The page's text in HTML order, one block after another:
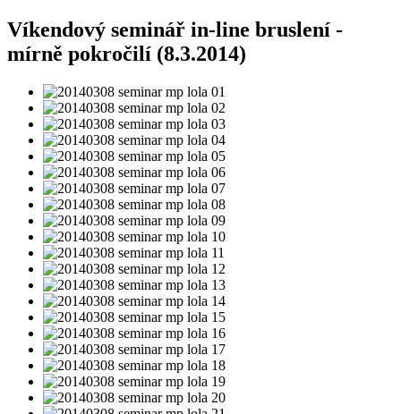
Víkendový seminář in-line bruslení -
mírně pokročilí (8.3.2014)